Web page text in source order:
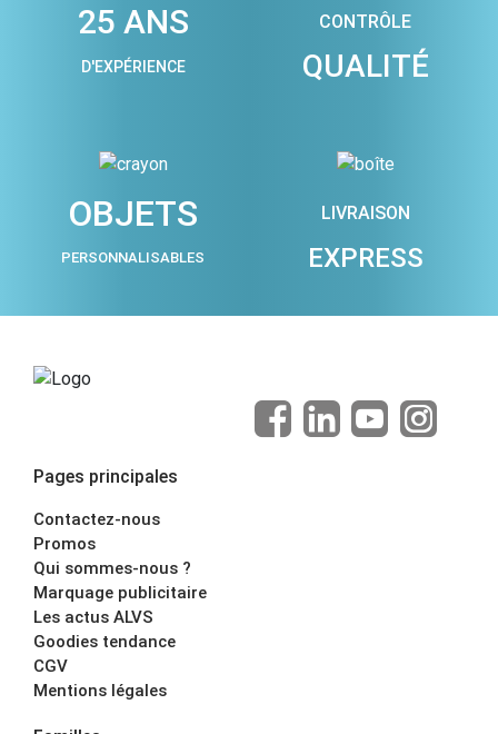
25 ANS
D'EXPÉRIENCE
CONTRÔLE
QUALITÉ
OBJETS
PERSONNALISABLES
LIVRAISON
EXPRESS
Pages principales
Contactez-nous
Promos
Qui sommes-nous ?
Marquage publicitaire
Les actus ALVS
Goodies tendance
CGV
Mentions légales